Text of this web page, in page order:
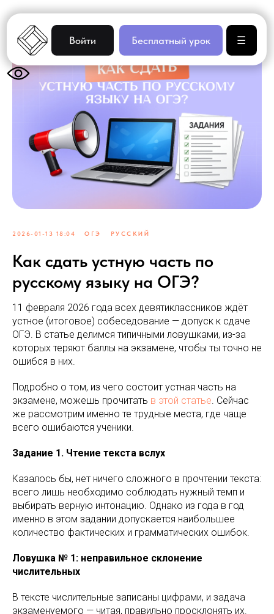
Бесплатный урок
Войти
2026-01-13 18:04 ОГЭ РУССКИЙ
Как сдать устную часть по
русскому языку на ОГЭ?
11 февраля 2026 года всех девятиклассников ждёт
устное (итоговое) собеседование — допуск к сдаче
ОГЭ. В статье делимся типичными ловушками, из-за
которых теряют баллы на экзамене, чтобы ты точно не
ошибся в них.
Подробно о том, из чего состоит устная часть на
экзамене, можешь прочитать в этой статье. Сейчас
же рассмотрим именно те трудные места, где чаще
всего ошибаются ученики.
Задание 1. Чтение текста вслух
Казалось бы, нет ничего сложного в прочтении текста:
всего лишь необходимо соблюдать нужный темп и
выбирать верную интонацию. Однако из года в год
именно в этом задании допускается наибольшее
количество фактических и грамматических ошибок.
Ловушка № 1: неправильное склонение
числительных
В тексте числительные записаны цифрами, и задача
экзаменуемого — читая, правильно просклонять их.